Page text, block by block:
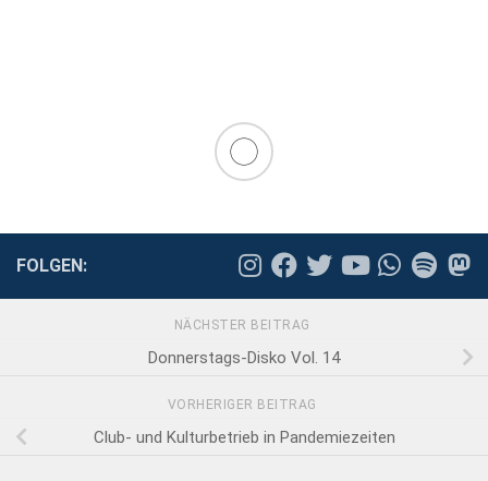
FOLGEN:
NÄCHSTER BEITRAG
Donnerstags-Disko Vol. 14
VORHERIGER BEITRAG
Club- und Kulturbetrieb in Pandemiezeiten